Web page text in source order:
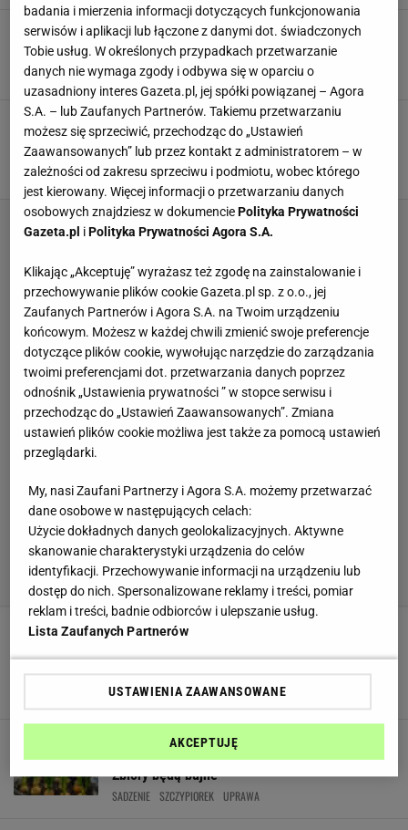
Kiedy sadzić fasolkę szparagową? Termin się
zbliża. Przygotuj grządkę, nie rośnie byle gdzie
FASOLKA SZPARAGOWA OGRÓD SADZENIE
Łopata w dłoń i działaj, maliny same się nie
posadzą. Pamiętaj o tym, a będą rosnąć jak
szalone
MALINY SADZENIE TRIKI
Kiedy sadzić czosnek wiosenny? Lepiej się
pospieszyć. Jak przegapisz termin, nic nie
wyrośnie
CZOSNEK SADZENIE UPRAWA
Marzysz o świeżym szczypiorku? Nie leć do
sklepu. Weź doniczkę i trzymaj się zasad.
Zbiory będą bujne
SADZENIE SZCZYPIOREK UPRAWA
badania i mierzenia informacji dotyczących funkcjonowania
serwisów i aplikacji lub łączone z danymi dot. świadczonych
Tobie usług. W określonych przypadkach przetwarzanie
danych nie wymaga zgody i odbywa się w oparciu o
uzasadniony interes Gazeta.pl, jej spółki powiązanej – Agora
S.A. – lub Zaufanych Partnerów. Takiemu przetwarzaniu
możesz się sprzeciwić, przechodząc do „Ustawień
Zaawansowanych” lub przez kontakt z administratorem – w
zależności od zakresu sprzeciwu i podmiotu, wobec którego
jest kierowany. Więcej informacji o przetwarzaniu danych
osobowych znajdziesz w dokumenciePolityka Prywatności
Gazeta.pl iPolityka Prywatności Agora S.A.
Klikając „Akceptuję” wyrażasz też zgodę na zainstalowanie i
przechowywanie plików cookie Gazeta.pl sp. z o.o., jej
Zaufanych Partnerów i Agora S.A. na Twoim urządzeniu
końcowym. Możesz w każdej chwili zmienić swoje preferencje
dotyczące plików cookie, wywołując narzędzie do zarządzania
twoimi preferencjami dot. przetwarzania danych poprzez
odnośnik „Ustawienia prywatności ” w stopce serwisu i
przechodząc do „Ustawień Zaawansowanych”. Zmiana
ustawień plików cookie możliwa jest także za pomocą ustawień
przeglądarki.
My, nasi Zaufani Partnerzy i Agora S.A. możemy przetwarzać
dane osobowe w następujących celach:
Użycie dokładnych danych geolokalizacyjnych. Aktywne
skanowanie charakterystyki urządzenia do celów
identyfikacji. Przechowywanie informacji na urządzeniu lub
dostęp do nich. Spersonalizowane reklamy i treści, pomiar
reklam i treści, badnie odbiorców i ulepszanie usług.
Lista Zaufanych Partnerów
USTAWIENIA ZAAWANSOWANE
AKCEPTUJĘ